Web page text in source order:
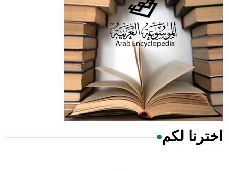
الحكم، الأدلة، تنظيم التغذية، ورسالته في جروح الرأس. ويعود
له الفضل بأنه حرر الطب من الدين والفلسفة.
- هل تعلم أن المرجان إفراز حيواني يتكون في البحر ويتركب
من مادة كربونات الكلسيوم، وهو أحمر أو شديد الحمرة وهو
أجود أنواعه، ويمتاز بكبر الحجم ويسمى الش
هل تعلم أن الأبسيد كلمة فرنسية اللفظ تم اعتمادها مصطلحاً
اخترنا لكم